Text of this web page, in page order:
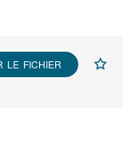
LE FICHIER